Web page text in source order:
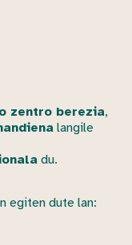
zentro berezia,
langile
du.
egiten dute lan: